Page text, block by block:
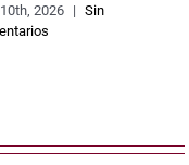
2026 | Sin